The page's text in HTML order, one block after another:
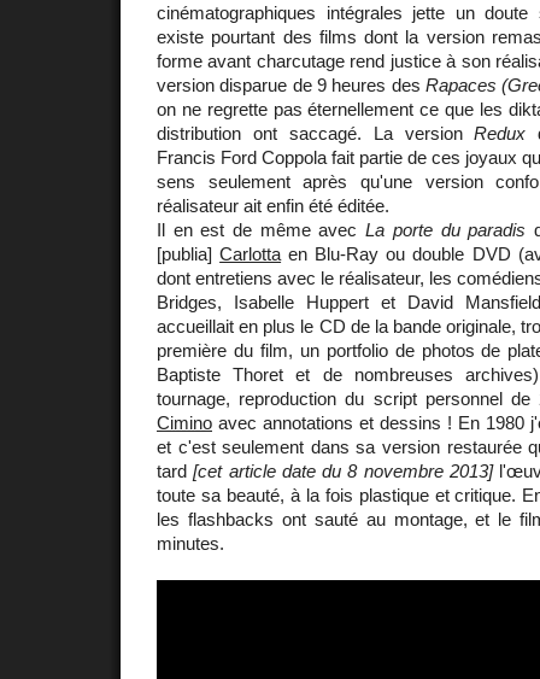
cinématographiques intégrales jette un
existe pourtant des films dont la version
forme avant charcutage rend justice à son
version disparue de 9 heures des Rapaces
on ne regrette pas éternellement ce que les
distribution ont saccagé. La versionRedux
Francis Ford Coppola fait partie de ces joyaux
sens seulement après qu'une version
réalisateur ait enfin été éditée.
Il en est de même avecLa porte du paradis
[publia]Carlotta en Blu-Ray ou double DVD
dont entretiens avec le réalisateur, les
Bridges, Isabelle Huppert et David
accueillait en plus le CD de la bande originale,
première du film, un portfolio de photos de
Baptiste Thoret et de nombreuses
tournage, reproduction du script personnel
Cimino avec annotations et dessins ! En 1980
et c'est seulement dans sa version restaurée
tard[cet article date du 8 novembre 2013]
toute sa beauté, à la fois plastique et critique.
les flashbacks ont sauté au montage, et le
minutes.